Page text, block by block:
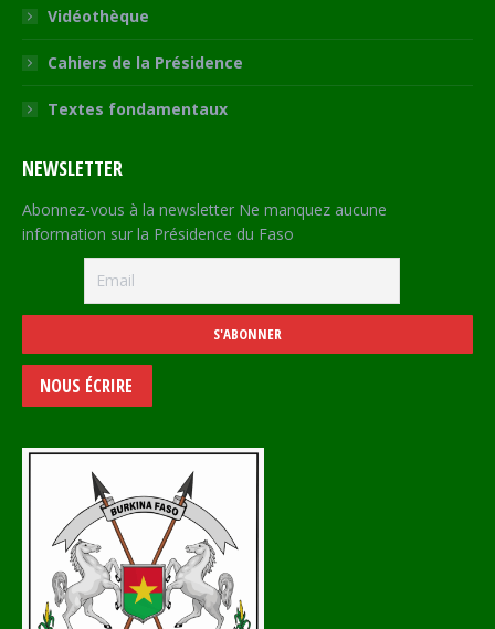
Vidéothèque
Cahiers de la Présidence
Textes fondamentaux
NEWSLETTER
Abonnez-vous à la newsletter Ne manquez aucune
information sur la Présidence du Faso
NOUS ÉCRIRE